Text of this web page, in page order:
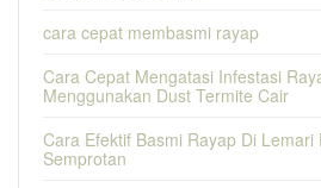
cara cepat membasmi rayap
Cara Cepat Mengatasi Infestasi
Menggunakan Dust Termite Cair
Cara Efektif Basmi Rayap Di Lemari
Semprotan